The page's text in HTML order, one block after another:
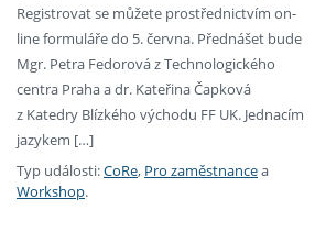
Registrovat se můžete prostřednictvím on-
line formuláře do 5. června. Přednášet bude
Mgr. Petra Fedorová z Technologického
centra Praha a dr. Kateřina Čapková
z Katedry Blízkého východu FF UK. Jednacím
jazykem […]
Typ události:CoRe, Pro zaměstnancea
Workshop.